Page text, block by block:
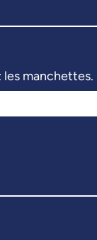
les manchettes.